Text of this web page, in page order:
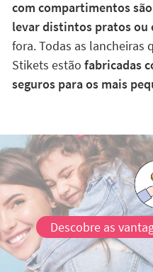
com compartimentos
levar distintos pratos ou
fora. Todas as lancheiras
Stikets estão fabricadas
seguros para os mais
Descobre as